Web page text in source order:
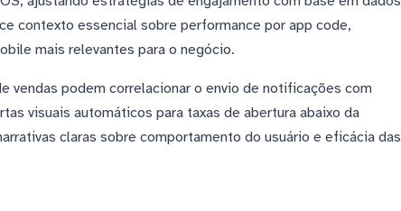
contexto essencial sobre performance por app code,
mais relevantes para o negócio.
vendas podem correlacionar o envio de notificações com
visuais automáticos para taxas de abertura abaixo da
claras sobre comportamento do usuário e eficácia das